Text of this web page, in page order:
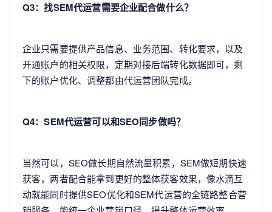
Q3：找SEM代运营需要企业配合做什么？
企业只需要提供产品信息、业务范围、转化要求，以及
开通账户的相关权限，定期对接后端转化数据即可，剩
下的账户优化、调整都由代运营团队完成。
Q4：SEM代运营可以和SEO同步做吗？
当然可以，SEO做长期自然流量积累，SEM做短期快速
获客，两者配合能拿到更好的整体获客效果，像水滴互
动就能同时提供SEO优化和SEM代运营的全链路整合营